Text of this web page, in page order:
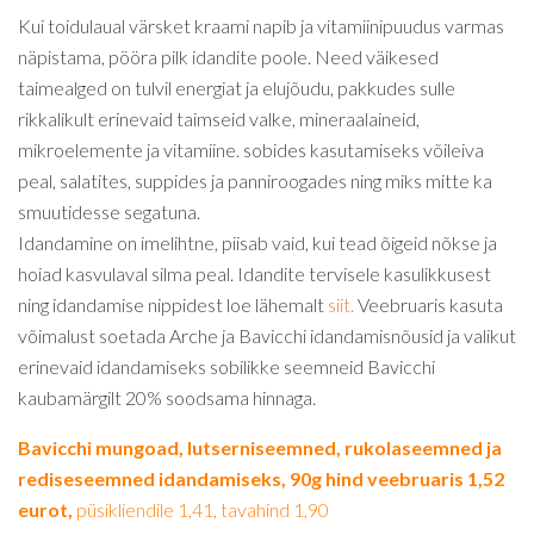
Kui toidulaual värsket kraami napib ja vitamiinipuudus varmas
näpistama, pööra pilk idandite poole. Need väikesed
taimealged on tulvil energiat ja elujõudu, pakkudes sulle
rikkalikult erinevaid taimseid valke, mineraalaineid,
mikroelemente ja vitamiine. sobides kasutamiseks võileiva
peal, salatites, suppides ja panniroogades ning miks mitte ka
smuutidesse segatuna.
Idandamine on imelihtne, piisab vaid, kui tead õigeid nõkse ja
hoiad kasvulaval silma peal. Idandite tervisele kasulikkusest
ning idandamise nippidest loe lähemalt siit. Veebruaris kasuta
võimalust soetada Arche ja Bavicchi idandamisnõusid ja valikut
erinevaid idandamiseks sobilikke seemneid Bavicchi
kaubamärgilt 20% soodsama hinnaga.
Bavicchi mungoad, lutserniseemned, rukolaseemned ja
rediseseemned idandamiseks, 90g hind veebruaris 1,52
eurot, püsikliendile 1,41, tavahind 1,90